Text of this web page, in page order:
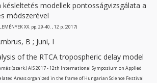
késleltetés modellek pontosságvizsgálata a
módszerével
XX. pp. 29-40. , 12 p. (2017)
B ; Juni, I
of the RTCA tropospheric delay model
(szerk.) AIS 2017 - 12th International Symposium on Applied
Areas organized in the frame of Hungarian Science Festival